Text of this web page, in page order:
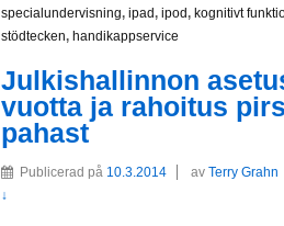
specialundervisning, ipad, ipod, kognitivt
stödtecken, handikappservice
Julkishallinnon
vuotta ja rahoitus
pahast
Publicerad på 10.3.2014 av Terry Grahn
↓